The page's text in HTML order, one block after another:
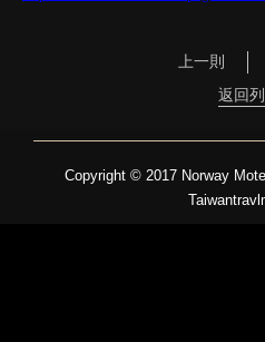
上一則
返回
Copyright © 2017 Norway